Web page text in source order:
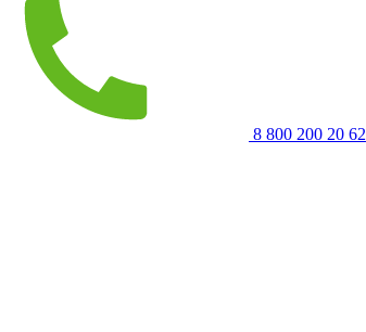
8 800 200 20 62